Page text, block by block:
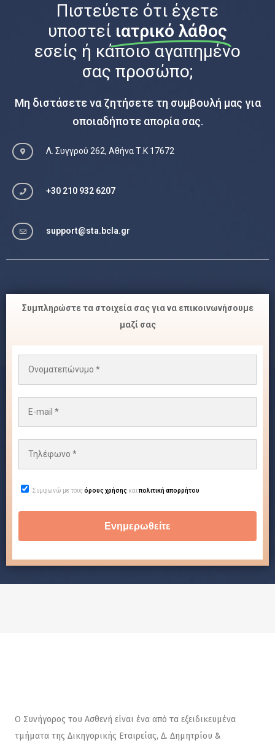
Πιστεύετε ότι έχετε
υποστεί ιατρικό λάθος
εσείς ή κάποιο αγαπημένο
σας προσώπο;
Μη διστάσετε να ζητήσετε τη συμβουλή μας για
οποιαδήποτε απορία σας.
Λ. Συγγρού 262, Αθήνα Τ.Κ 17672
+30 210 932 6207
support@sta.bcla.gr
Συμπληρώστε τα στοιχεία σας για να επικοινωνήσουμε
μαζί σας
Συμφωνώ με τουςόρους χρήσης καιπολιτική απορρήτου
Ο Συνήγορος του Ασθενή είναι ένα από τα εξειδικευμένα
τμήματα της Δικηγορικής Εταιρείας, Δ. Δημητρίου &